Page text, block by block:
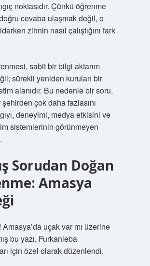
noktasıdır. Çünkü öğrenme
cevaba ulaşmak değil, o
zihnin nasıl çalıştığını fark
sabit bir bilgi aktarım
sürekli yeniden kurulan bir
alanıdır. Bu nedenle bir soru,
çok daha fazlasını
deneyimi, medya etkisini ve
sistemlerinin görünmeyen
Sorudan Doğan
Amasya
uçak var mı üzerine
bu yazı, Furkanleba
için özel olarak düzenlendi.